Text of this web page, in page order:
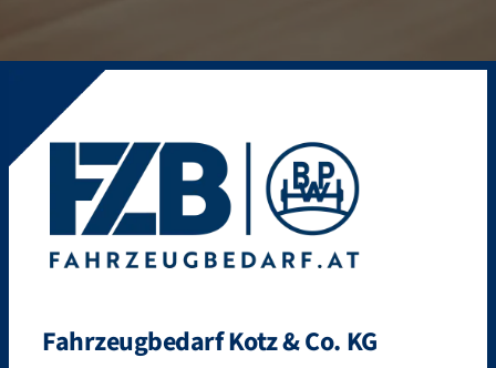
Fahrzeugbedarf Kotz & Co. KG